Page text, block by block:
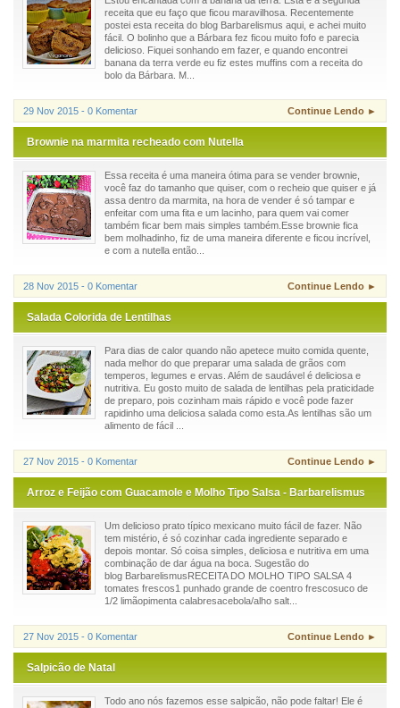
receita que eu faço que ficou maravilhosa. Recentemente
postei esta receita do blog Barbarelismus aqui, e achei muito
fácil. O bolinho que a Bárbara fez ficou muito fofo e parecia
delicioso. Fiquei sonhando em fazer, e quando encontrei
banana da terra verde eu fiz estes muffins com a receita do
bolo da Bárbara. M...
29 Nov 2015 - 0 Komentar Continue Lendo ►
Brownie na marmita recheado com Nutella
Essa receita é uma maneira ótima para se vender brownie,
você faz do tamanho que quiser, com o recheio que quiser e já
assa dentro da marmita, na hora de vender é só tampar e
enfeitar com uma fita e um lacinho, para quem vai comer
também ficar bem mais simples também.Esse brownie fica
bem molhadinho, fiz de uma maneira diferente e ficou incrível,
e com a nutella então...
28 Nov 2015 - 0 Komentar Continue Lendo ►
Salada Colorida de Lentilhas
Para dias de calor quando não apetece muito comida quente,
nada melhor do que preparar uma salada de grãos com
temperos, legumes e ervas. Além de saudável é deliciosa e
nutritiva. Eu gosto muito de salada de lentilhas pela praticidade
de preparo, pois cozinham mais rápido e você pode fazer
rapidinho uma deliciosa salada como esta.As lentilhas são um
alimento de fácil ...
27 Nov 2015 - 0 Komentar Continue Lendo ►
Arroz e Feijão com Guacamole e Molho Tipo Salsa - Barbarelismus
Um delicioso prato típico mexicano muito fácil de fazer. Não
tem mistério, é só cozinhar cada ingrediente separado e
depois montar. Só coisa simples, deliciosa e nutritiva em uma
combinação de dar água na boca. Sugestão do
blog BarbarelismusRECEITA DO MOLHO TIPO SALSA 4
tomates frescos1 punhado grande de coentro frescosuco de
1/2 limãopimenta calabresacebola/alho salt...
27 Nov 2015 - 0 Komentar Continue Lendo ►
Salpicão de Natal
Todo ano nós fazemos esse salpicão, não pode faltar! Ele é